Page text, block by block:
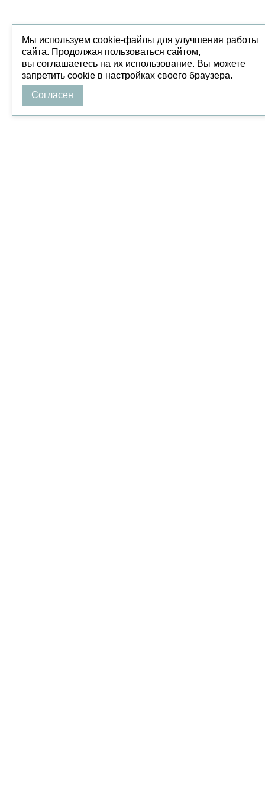
Мы используем cookie-файлы для улучшения работы
сайта. Продолжая пользоваться сайтом,
вы соглашаетесь на их использование. Вы можете
запретить cookie в настройках своего браузера.
Согласен